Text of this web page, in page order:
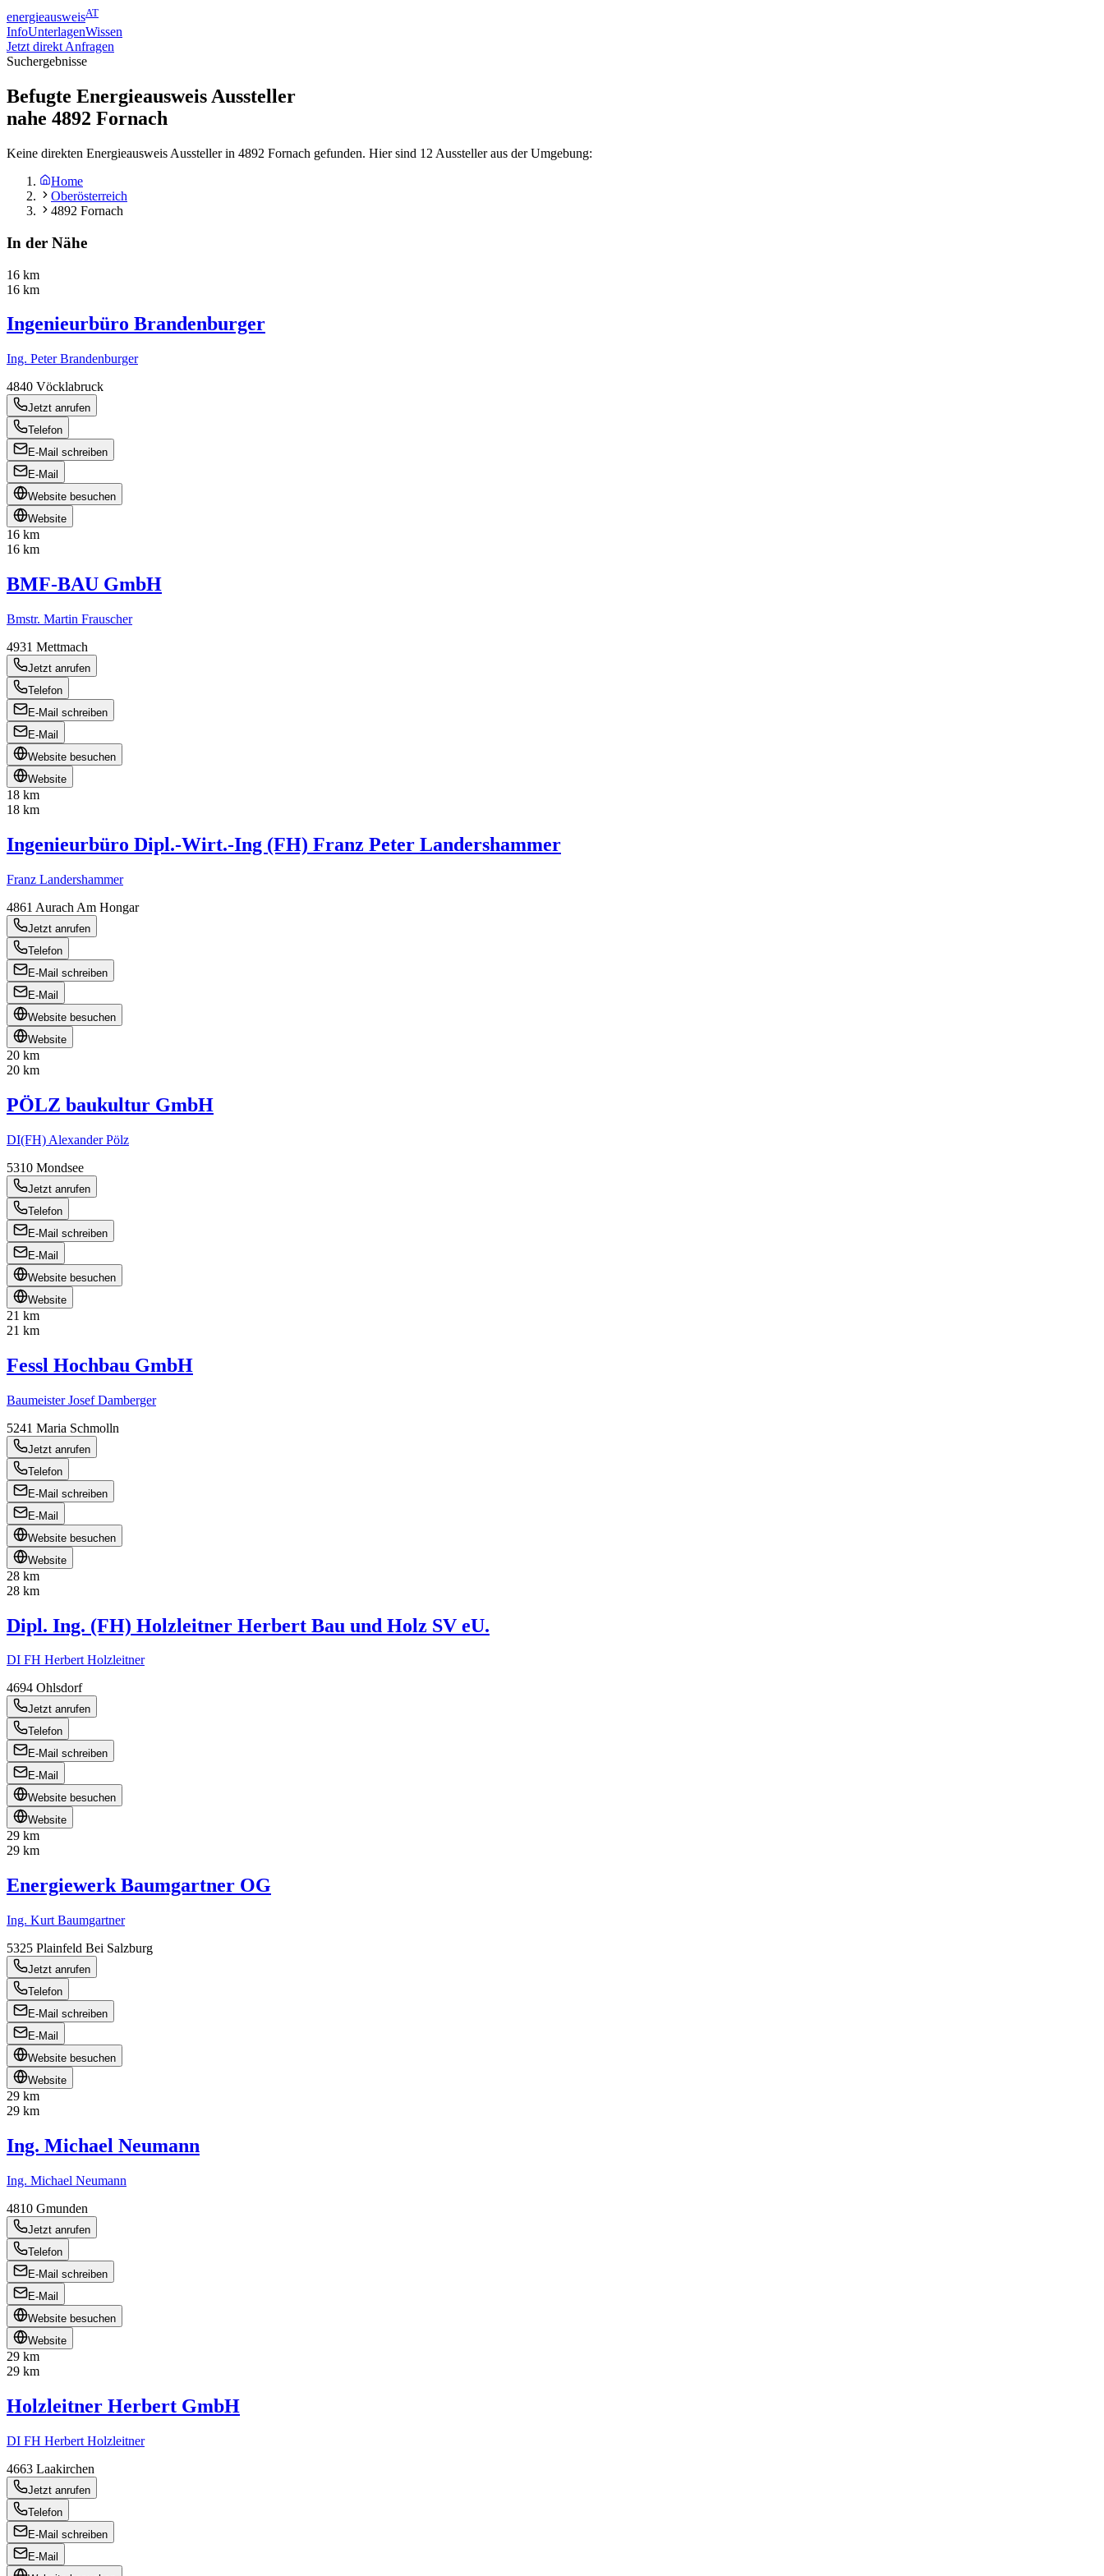
energieausweisAT
InfoUnterlagenWissen
Jetzt direkt Anfragen
Suchergebnisse
Befugte Energieausweis Aussteller
nahe 4892 Fornach
Keine direkten Energieausweis Aussteller in 4892 Fornach gefunden. Hier sind 12 Aussteller aus der Umgebung:
Home
Oberösterreich
4892 Fornach
In der Nähe
16 km
16 km
Ingenieurbüro Brandenburger
Ing. Peter Brandenburger
4840 Vöcklabruck
Jetzt anrufen
Telefon
E-Mail schreiben
E-Mail
Website besuchen
Website
16 km
16 km
BMF-BAU GmbH
Bmstr. Martin Frauscher
4931 Mettmach
Jetzt anrufen
Telefon
E-Mail schreiben
E-Mail
Website besuchen
Website
18 km
18 km
Ingenieurbüro Dipl.-Wirt.-Ing (FH) Franz Peter Landershammer
Franz Landershammer
4861 Aurach Am Hongar
Jetzt anrufen
Telefon
E-Mail schreiben
E-Mail
Website besuchen
Website
20 km
20 km
PÖLZ baukultur GmbH
DI(FH) Alexander Pölz
5310 Mondsee
Jetzt anrufen
Telefon
E-Mail schreiben
E-Mail
Website besuchen
Website
21 km
21 km
Fessl Hochbau GmbH
Baumeister Josef Damberger
5241 Maria Schmolln
Jetzt anrufen
Telefon
E-Mail schreiben
E-Mail
Website besuchen
Website
28 km
28 km
Dipl. Ing. (FH) Holzleitner Herbert Bau und Holz SV eU.
DI FH Herbert Holzleitner
4694 Ohlsdorf
Jetzt anrufen
Telefon
E-Mail schreiben
E-Mail
Website besuchen
Website
29 km
29 km
Energiewerk Baumgartner OG
Ing. Kurt Baumgartner
5325 Plainfeld Bei Salzburg
Jetzt anrufen
Telefon
E-Mail schreiben
E-Mail
Website besuchen
Website
29 km
29 km
Ing. Michael Neumann
Ing. Michael Neumann
4810 Gmunden
Jetzt anrufen
Telefon
E-Mail schreiben
E-Mail
Website besuchen
Website
29 km
29 km
Holzleitner Herbert GmbH
DI FH Herbert Holzleitner
4663 Laakirchen
Jetzt anrufen
Telefon
E-Mail schreiben
E-Mail